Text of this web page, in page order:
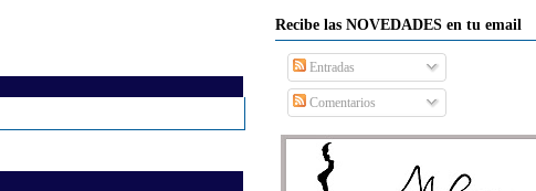
Recibe las NOVEDADES en tu email
Entradas
Comentarios